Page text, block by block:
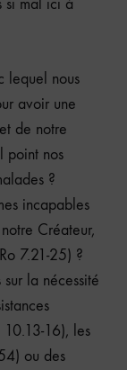
si mal ici à
lequel nous
avoir une
de notre
point nos
?
incapables
Créateur,
7.21-25) ?
la nécessité
16), les
ou des